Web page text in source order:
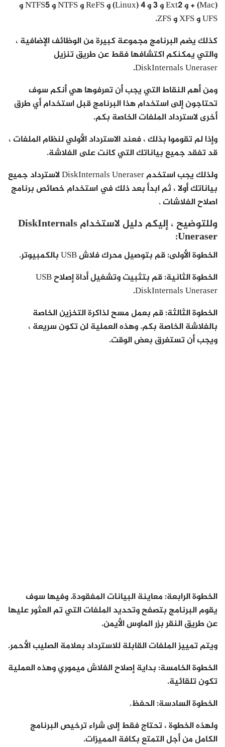
+ (Mac) و Ext2 و 3 و 4 (Linux) و ReFS و NTFS و NTFS5 و
UFS و XFS و ZFS.
كذلك يضم البرنامج مجموعة كبيرة من الوظائف الإضافية ،
والتي يمكنكم اكتشافها فقط عن طريق تنزيل
DiskInternals Uneraser.
ومن أهم النقاط التي يجب أن تعرفوها هي أنكم سوف
تحتاجون إلى استخدام هذا البرنامج قبل استخدام أي طرق
أخرى لاسترداد الملفات الخاصة بكم.
وإذا لم تقوموا بذلك ، فعند الاسترداد الأولي لنظام الملفات ،
قد تفقد جميع بياناتك التي كانت على الفلاشة.
ولذلك يجب استخدم DiskInternals Uneraser لاسترداد جميع
بياناتك أولا ، ثم ابدأ بعد ذلك في استخدام خصائص برنامج
اصلاح الفلاشات .
وللتوضيح ، إليكم دليل لاستخدام DiskInternals
Uneraser:
الخطوة الأولى:قم بتوصيل محرك فلاش USB بالكمبيوتر.
الخطوة الثانية:
قم بتثبيت وتشغيل أداة إصلاح USB
DiskInternals Uneraser.
الخطوة الثالثة:قم بعمل مسح لذاكرة التخزين الخاصة
بالفلاشة الخاصة بكم. وهذه العملية لن تكون سريعة ،
ويجب أن تستغرق بعض الوقت.
الخطوة الرابعة: معاينة البيانات المفقودة. وفيها سوف
يقوم البرنامج بتصفح وتحديد الملفات التي تم العثور عليها
عن طريق النقر بزر الماوس الأيمن.
ويتم تمييز الملفات القابلة للاسترداد بعلامة الصليب الأحمر.
الخطوة الخامسة: بداية إصلاح الفلاش ميموري وهذه العملية
تكون تلقائية.
الخطوة السادسة:الحفظ.
ولهذه الخطوة ، تحتاج فقط إلى شراء ترخيص البرنامج
الكامل من أجل التمتع بكافة المميزات.